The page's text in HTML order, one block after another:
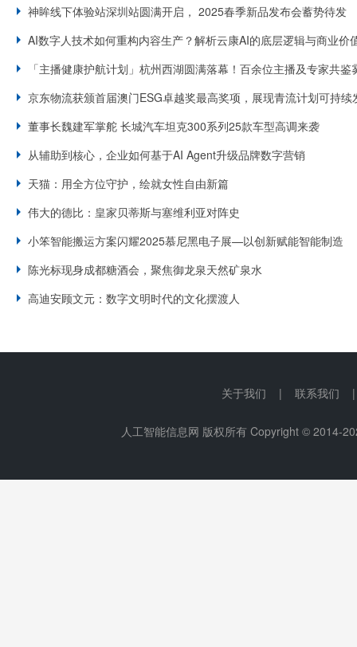
神眸线下体验站深圳站圆满开启， 2025春季新品发布会蓄势待发
AI数字人技术如何重构内容生产？解析云康AI的底层逻辑与商业价
「主播健康护航计划」杭州西湖圆满落幕！百余位主播及专家共鉴
京东物流获颁首届澳门ESG卓越奖最高奖项，展现青流计划可持续
董事长魏建军掌舵 长城汽车坦克300系列25款车型高调来袭
从辅助到核心，企业如何基于AI Agent升级品牌数字营销
天猫：用全方位守护，绘就女性自由新篇
伟大的德比：皇家贝蒂斯与塞维利亚对阵史
小笨智能搬运方案闪耀2025慕尼黑电子展—以创新赋能智能制造
陈光标现身成都糖酒会，聚焦御龙泉天然矿泉水
高迪安顾文元：数字文明时代的文化摆渡人
关于我们 | 联系我
人工智能信息网 版权所有 Copyright © 2014-